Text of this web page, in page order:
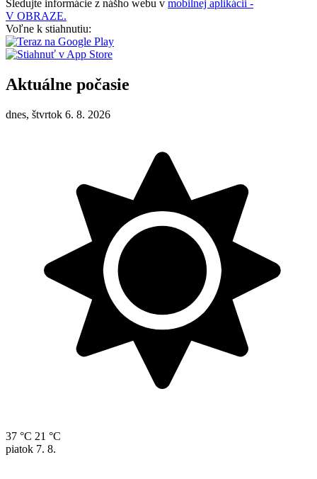
Sledujte informácie z nášho webu v mobilnej aplikácii -
V OBRAZE.
Voľne k stiahnutiu:
Aktuálne počasie
dnes, štvrtok 6. 8. 2026
37 °C 21 °C
piatok 7. 8.